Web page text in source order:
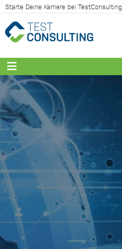
Starte Deine Karriere bei TestConsulting.